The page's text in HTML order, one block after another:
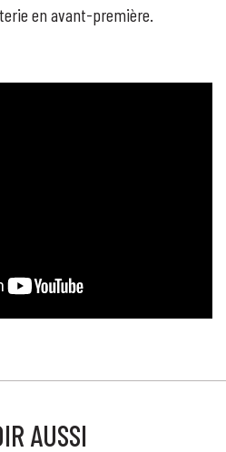
en avant-première.
AUSSI